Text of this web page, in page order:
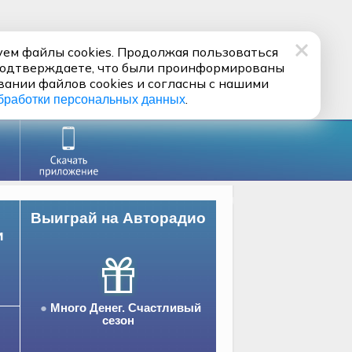
Выиграй на Авторадио
Много Денег. Счастливый
сезон
файлы cookies. Продолжая пользоваться
что были проинформированы
файлов cookies и согласны с нашими
персональных данных.